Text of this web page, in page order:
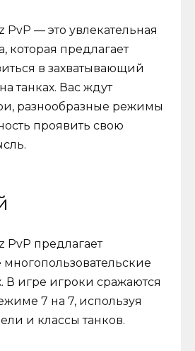
— это увлекательная
которая предлагает
в захватывающий
танках. Вас ждут
разнообразные режимы
проявить свою
PvP предлагает
В игре игроки сражаются
7 на 7, используя
и классы танков.